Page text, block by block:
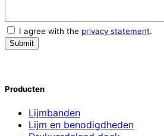
I agree with the privacy statement.
Producten
Lijmbanden
Lijm en benodigdheden